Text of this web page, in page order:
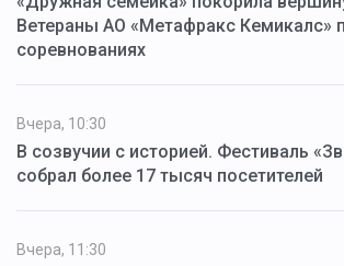
Ветераны АО «Метафракс Кемикалс»
соревнованиях
Вчера, 10:30
В созвучии с историей. Фестиваль
собрал более 17 тысяч посетителей
Вчера, 11:30